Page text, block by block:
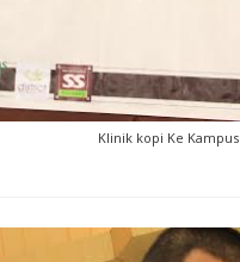
Klinik kopi Ke Kampus